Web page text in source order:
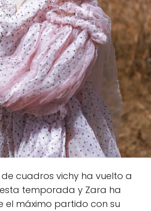
cuadros vichy ha vuelto a
temporada y Zara ha
el máximo partido con su